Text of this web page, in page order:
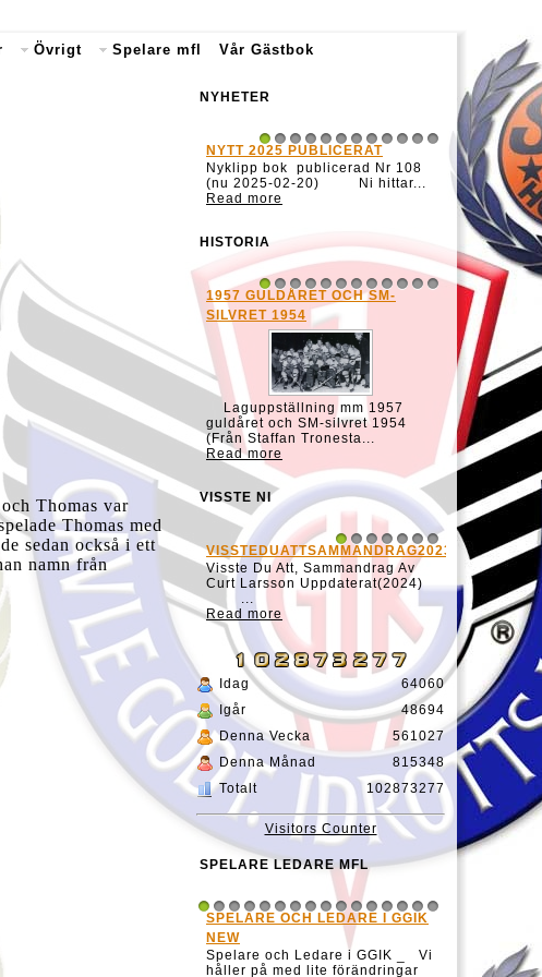
Övrigt Spelare mfl Vår Gästbok
Thomas var
Thomas med
sedan också i ett
namn från
NYHETER
1 2 3 4 5 6 7 8 9
NYTT 2025 PUBLICERAT
Nyklipp bok publicerad Nr 108
(nu 2025-02-20) Ni hittar...
Read more
HISTORIA
1 2 3 4 5 6 7 8 9
1957 GULDÅRET OCH SM-
SILVRET 1954
Laguppställning mm 1957
guldåret och SM-silvret 1954
(Från Staffan Tronesta...
Read more
VISSTE NI
1 2 3 4 5 6 7
VISSTEDUATTSAMMANDRAG20231127
Visste Du Att, Sammandrag Av
Curt Larsson Uppdaterat(2024)
...
Read more
Idag
Igår
Denna Vecka
Denna Månad
Totalt
64060
48694
561027
815348
102873277
Visitors Counter
SPELARE LEDARE MFL
2 3 4 5 6 7 8 9 10111213141516
SPELARE OCH LEDARE I GGIK
NEW
Spelare och Ledare i GGIK _ Vi
håller på med lite förändringar